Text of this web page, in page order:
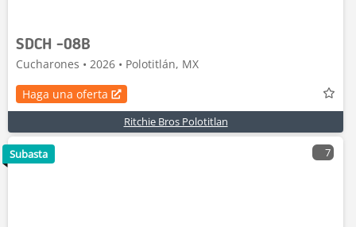
SDCH -08B
Cucharones • 2026 • Polotitlán, MX
Haga una oferta
Ritchie Bros Polotitlan
7
Subasta